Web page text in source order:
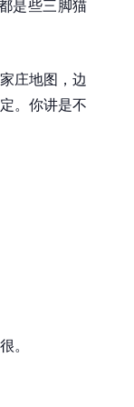
是些三脚猫
庄地图，边
。你讲是不
。